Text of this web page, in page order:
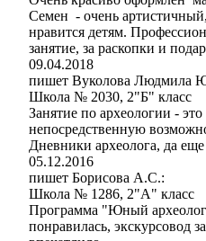
Семен - очень
нравится детям.
занятие, за раскопки и
09.04.2018
пишет Вуколова Людмила
Школа № 2030, 2"Б" класс
Занятие по археологии -
непосредственную
Дневники археолога, да
05.12.2016
пишет Борисова А.С.:
Школа № 1286, 2"А" класс
Программа "Юный
понравилась, экскурсовод